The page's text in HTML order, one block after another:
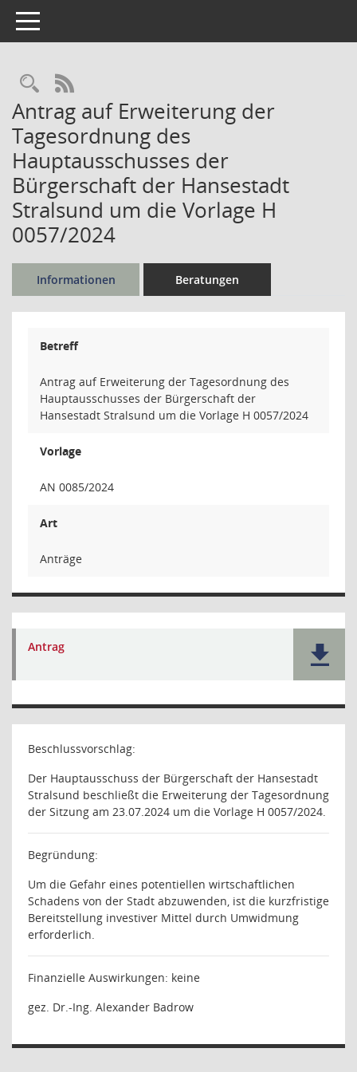
Toggle navigation
Rechercheauswahl
RSS-Feed
Antrag auf Erweiterung der
Tagesordnung des
Hauptausschusses der
Bürgerschaft der Hansestadt
Stralsund um die Vorlage H
0057/2024
Informationen Beratungen
Betreff
Antrag auf Erweiterung der Tagesordnung des
Hauptausschusses der Bürgerschaft der
Hansestadt Stralsund um die Vorlage H 0057/2024
Vorlage
AN 0085/2024
Art
Anträge
Antrag
Beschlussvorschlag:
Der Hauptausschuss der Bürgerschaft der Hansestadt
Stralsund beschließt die Erweiterung der Tagesordnung
der Sitzung am 23.07.2024 um die Vorlage H 0057/2024.
Begründung:
Um die Gefahr eines potentiellen wirtschaftlichen
Schadens von der Stadt abzuwenden, ist die kurzfristige
Bereitstellung investiver Mittel durch Umwidmung
erforderlich.
Finanzielle Auswirkungen: keine
gez. Dr.-Ing. Alexander Badrow